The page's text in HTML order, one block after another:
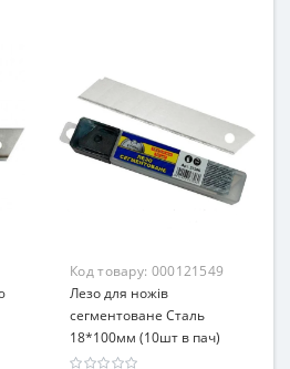
Код товару: 000121549
Лезо для ножів
сегментоване Сталь
18*100мм (10шт в пач)